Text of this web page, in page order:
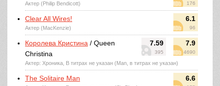
176
Актер (Philip Bendicott)
6.1
96
Clear All Wires!
Актер (MacKenzie)
7.59
395
7.9
4690
Королева Кристина / Queen
Christina
Актер: Хроника, В титрах не указан (Man, в титрах не указан)
6.6
The Solitaire Man